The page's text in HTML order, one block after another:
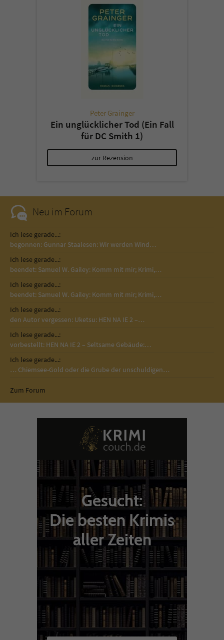
Peter Grainger
Ein unglücklicher Tod (Ein Fall
für DC Smith 1)
zur Rezension
Neu im Forum
Ich lese gerade...:
begonnen: Gunnar Staalesen: Wir werden Wind…
Ich lese gerade...:
beendet: Samuel W. Gailey: Komm mit mir; Krimi,…
Ich lese gerade...:
beendet: Samuel W. Gailey: Komm mit mir; Krimi,…
Ich lese gerade...:
den Autor vergessen: Uketsu: HEN NA IE 2 –…
Ich lese gerade...:
vorbestellt: HEN NA IE 2 – Seltsame Gebäude:…
Ich lese gerade...:
… Chiemsee-Gold oder die Grube der unschuldigen…
Zum Forum
Gesucht:
Die besten Krimis
aller Zeiten